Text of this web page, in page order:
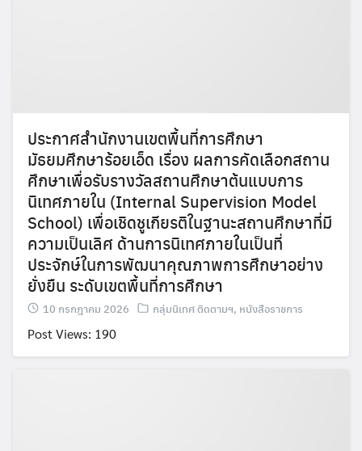
ประกาศสำนักงานเขตพื้นที่การศึกษา
มัธยมศึกษาร้อยเอ็ด เรื่อง ผลการคัดเลือกสถาน
ศึกษาเพื่อรับรางวัลสถานศึกษาต้นแบบการ
นิเทศภายใน (Internal Supervision Model
School) เพื่อเชิดชูเกียรติในฐานะสถานศึกษาที่มี
ความเป็นเลิศ ด้านการนิเทศภายในเป็นที่
ประจักษ์ในการพัฒนาคุณภาพการศึกษาอย่าง
ยั่งยืน ระดับเขตพื้นที่การศึกษา
10 กรกฎาคม 2026 กลุ่มนิเทศ ติดตามฯ, หนังสือราชการ
Post Views: 190